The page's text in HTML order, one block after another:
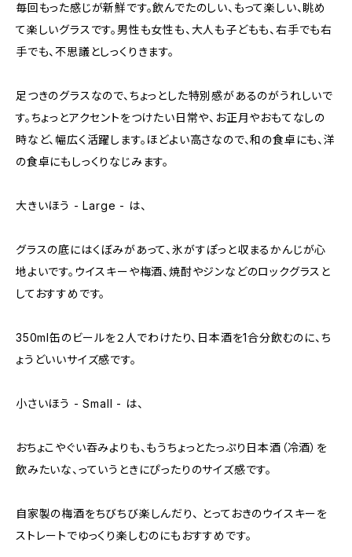
毎回もった感じが新鮮です。飲んでたのしい、もって楽しい、眺め
て楽しいグラスです。男性も女性も、大人も子どもも、右手でも右
手でも、不思議としっくりきます。
足つきのグラスなので、ちょっとした特別感があるのがうれしいで
す。ちょっとアクセントをつけたい日常や、お正月やおもてなしの
時など、幅広く活躍します。ほどよい高さなので、和の食卓にも、洋
の食卓にもしっくりなじみます。
大きいほう - Large - は、
グラスの底にはくぼみがあって、氷がすぽっと収まるかんじが心
地よいです。ウイスキーや梅酒、焼酎やジンなどのロックグラスと
しておすすめです。
350ml缶のビールを２人でわけたり、日本酒を1合分飲むのに、ち
ょうどいいサイズ感です。
小さいほう - Small - は、
おちょこやぐい吞みよりも、もうちょっとたっぷり日本酒（冷酒）を
飲みたいな、っていうときにぴったりのサイズ感です。
自家製の梅酒をちびちび楽しんだり、 とっておきのウイスキーを
ストレートでゆっくり楽しむのにもおすすめです。